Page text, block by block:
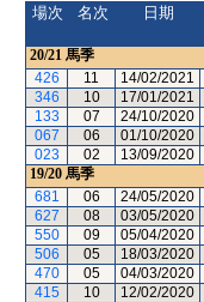
場次
名次 日期
20/21 馬季
426
11 14/02/2021
346
10 17/01/2021
133
07 24/10/2020
067
06 01/10/2020
023
02 13/09/2020
19/20 馬季
681
06 24/05/2020
627
08 03/05/2020
550
09 05/04/2020
506
05 18/03/2020
470
05 04/03/2020
415
10 12/02/2020